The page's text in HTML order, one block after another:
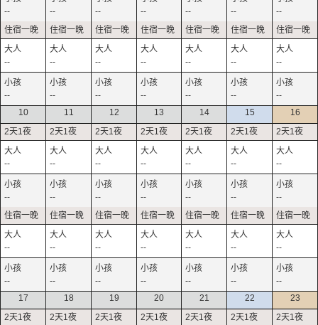
--
--
--
--
--
--
--
--
--
--
--
--
--
--
--
--
--
--
--
--
--
10
--
--
--
--
11
--
--
--
--
12
--
--
--
--
13
--
--
--
--
14
--
--
--
--
15
--
--
--
--
16
--
--
--
--
17
18 19 20 21 22 23